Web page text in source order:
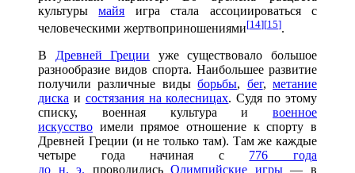
культуры
майя
игра стала ассоциироваться с
человеческими жертвоприношениями[14][15].
В
Древней Греции
уже существовало большое
разнообразие видов спорта. Наибольшее развитие
получили различные виды борьбы, бег, метание
диска и состязания на колесницах. Судя по этому
списку, военная культура и
военное
искусство имели прямое отношение к спорту в
Древней Греции (и не только там). Там же каждые
четыре года начиная с
776 года
до н. э.
проводились Олимпийские игры— в